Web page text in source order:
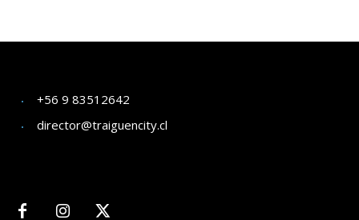
+56 9 83512642
director@traiguencity.cl